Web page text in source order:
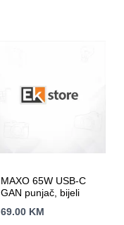
MAXO 65W USB-C
GAN punjač, bijeli
69.00 KM